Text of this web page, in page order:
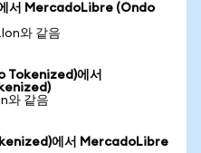
서 MercadoLibre (Ondo
와 같음
Tokenized)에서
와 같음
에서 MercadoLibre